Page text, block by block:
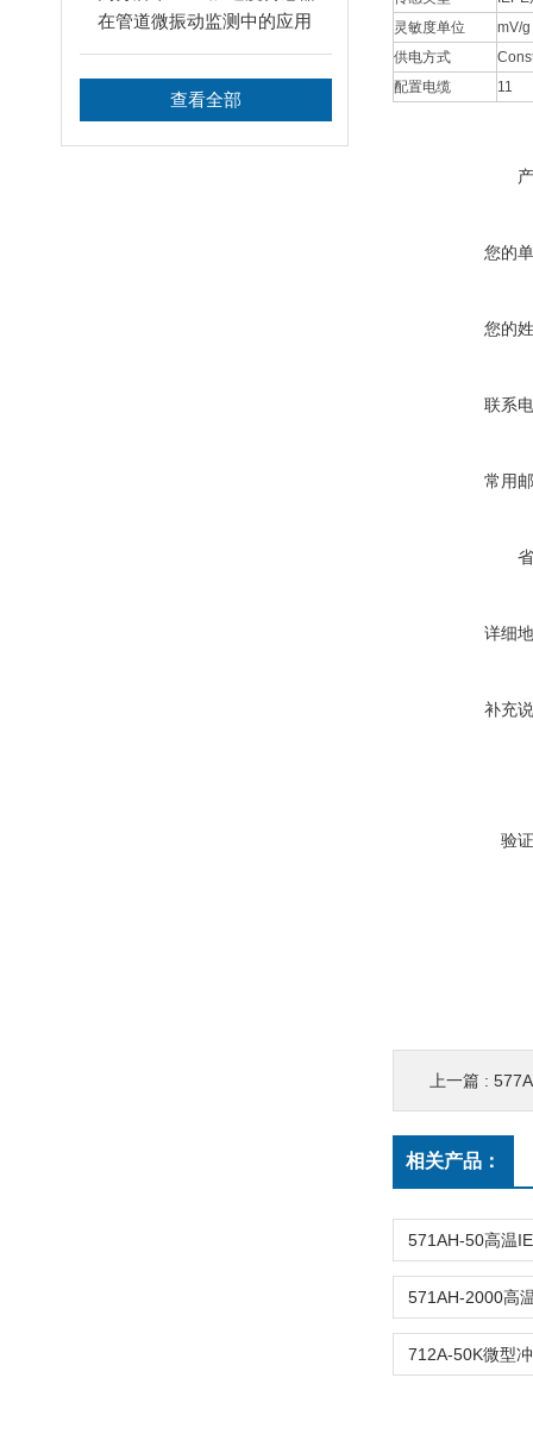
在管道微振动监测中的应用
查看全部
灵敏度单位
mV/g
供电方式
配置电缆
11
您的
您的
联系
常用
详细
补充
验
上一篇 :
相关产品：